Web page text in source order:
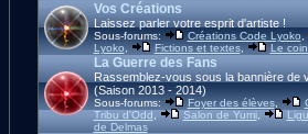
Vos Créations
Laissez parler votre esprit d'artiste !
Sous-forums: Créations Code Lyoko,
Lyoko, Fictions et textes, Le
La Guerre des Fans
Rassemblez-vous sous la bannière de
(Saison 2013 - 2014)
Sous-forums: Foyer des élèves,
Tribu d'Odd
Salon de Yumi,
de Delmas